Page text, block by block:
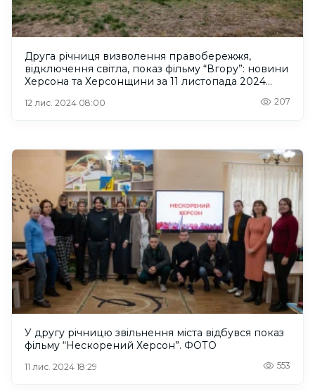
Друга річниця визволення правобережжя,
відключення світла, показ фільму “Вгору”: новини
Херсона та Херсонщини за 11 листопада 2024
12 лис. 2024 08:00 207
У другу річницю звільнення міста відбувся показ
фільму “Нескорений Херсон”. ФОТО
11 лис. 2024 18:29 553